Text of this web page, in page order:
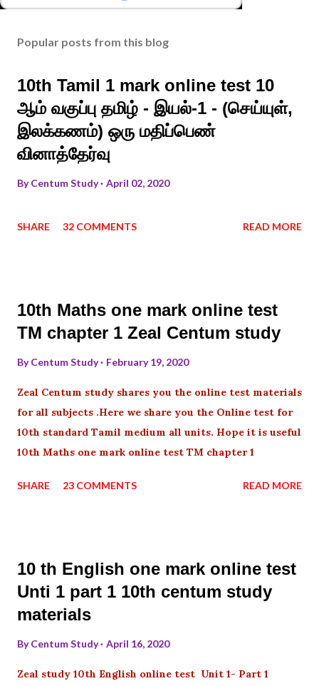
Popular posts from this blog
10th Tamil 1 mark online test 10
ஆம் வகுப்பு தமிழ் - இயல்-1 - (செய்யுள்,
இலக்கணம்) ஒரு மதிப்பெண்
வினாத்தேர்வு
ByCentum Study April 02, 2020
SHARE 32 COMMENTS READ MORE
10th Maths one mark online test
TM chapter 1 Zeal Centum study
ByCentum Study February 19, 2020
Zeal Centum study shares you the online test materials
for all subjects .Here we share you the Online test for
10th standard Tamil medium all units. Hope it is useful
10th Maths one mark online test TM chapter 1
SHARE 23 COMMENTS READ MORE
10 th English one mark online test
Unti 1 part 1 10th centum study
materials
ByCentum Study April 16, 2020
Zeal study 10th English online test Unit 1- Part 1